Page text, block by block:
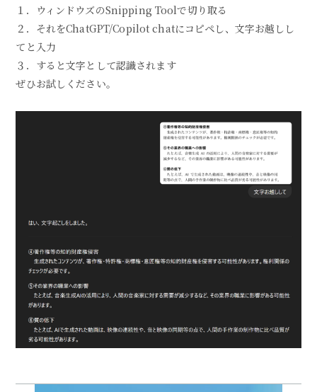
１．ウィンドウズのSnipping Toolで切り取る
２．それをChatGPT/Copilot chatにコピペし、文字お越しし
てと入力
３．すると文字として認識されます
ぜひお試しください。